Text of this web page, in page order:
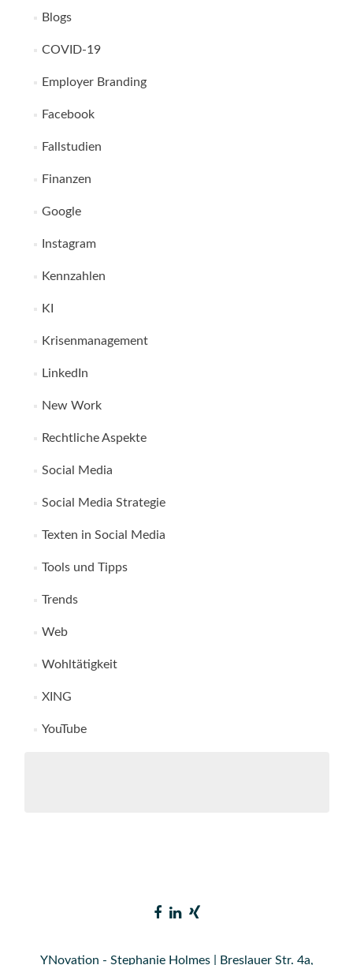
Blogs
COVID-19
Employer Branding
Facebook
Fallstudien
Finanzen
Google
Instagram
Kennzahlen
KI
Krisenmanagement
LinkedIn
New Work
Rechtliche Aspekte
Social Media
Social Media Strategie
Texten in Social Media
Tools und Tipps
Trends
Web
Wohltätigkeit
XING
YouTube
YNovation - Stephanie Holmes | Breslauer Str. 4a,